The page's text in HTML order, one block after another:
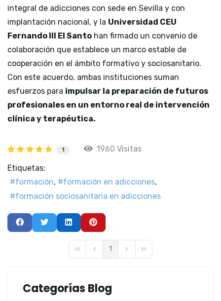
integral de adicciones con sede en Sevilla y con
implantación nacional, y la Universidad CEU
Fernando III El Santo han firmado un convenio de
colaboración que establece un marco estable de
cooperación en el ámbito formativo y sociosanitario.
Con este acuerdo, ambas instituciones suman
esfuerzos para impulsar la preparación de futuros
profesionales en un entorno real de intervención
clínica y terapéutica.
1 1960 Visitas
Etiquetas:
formación
formación en adicciones
formación sociosanitaria en adicciones
First PagePrevious Page
1 Next PageLast Page
Categorías Blog